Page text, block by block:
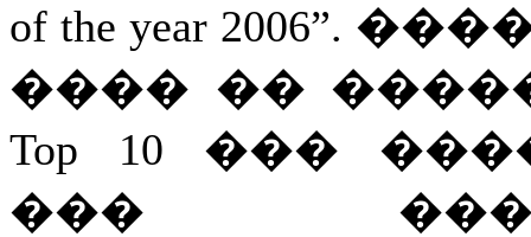
of the year
���� ��
Top 10 ���
���